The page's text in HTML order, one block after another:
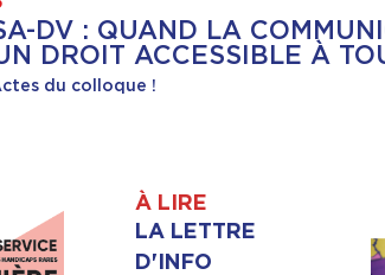
DV : QUAND LA
DROIT ACCESSIBLE À
du colloque !
À LIRE
LA LETTRE
D'INFO